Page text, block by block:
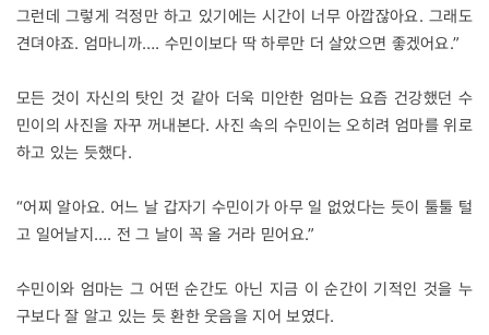
그런데 그렇게 걱정만 하고 있기에는 시간이 너무 아깝잖아요. 그래도
견뎌야죠. 엄마니까…. 수민이보다 딱 하루만 더 살았으면 좋겠어요.”
모든 것이 자신의 탓인 것 같아 더욱 미안한 엄마는 요즘 건강했던 수
민이의 사진을 자꾸 꺼내본다. 사진 속의 수민이는 오히려 엄마를 위로
하고 있는 듯했다.
“어찌 알아요. 어느 날 갑자기 수민이가 아무 일 없었다는 듯이 툴툴 털
고 일어날지…. 전 그 날이 꼭 올 거라 믿어요.”
수민이와 엄마는 그 어떤 순간도 아닌 지금 이 순간이 기적인 것을 누
구보다 잘 알고 있는 듯 환한 웃음을 지어 보였다.